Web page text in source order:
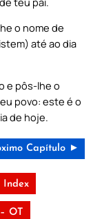
o nome de
até ao dia
e pôs-lhe o
povo: este é o
de hoje.
Capítulo ►
Index
OT